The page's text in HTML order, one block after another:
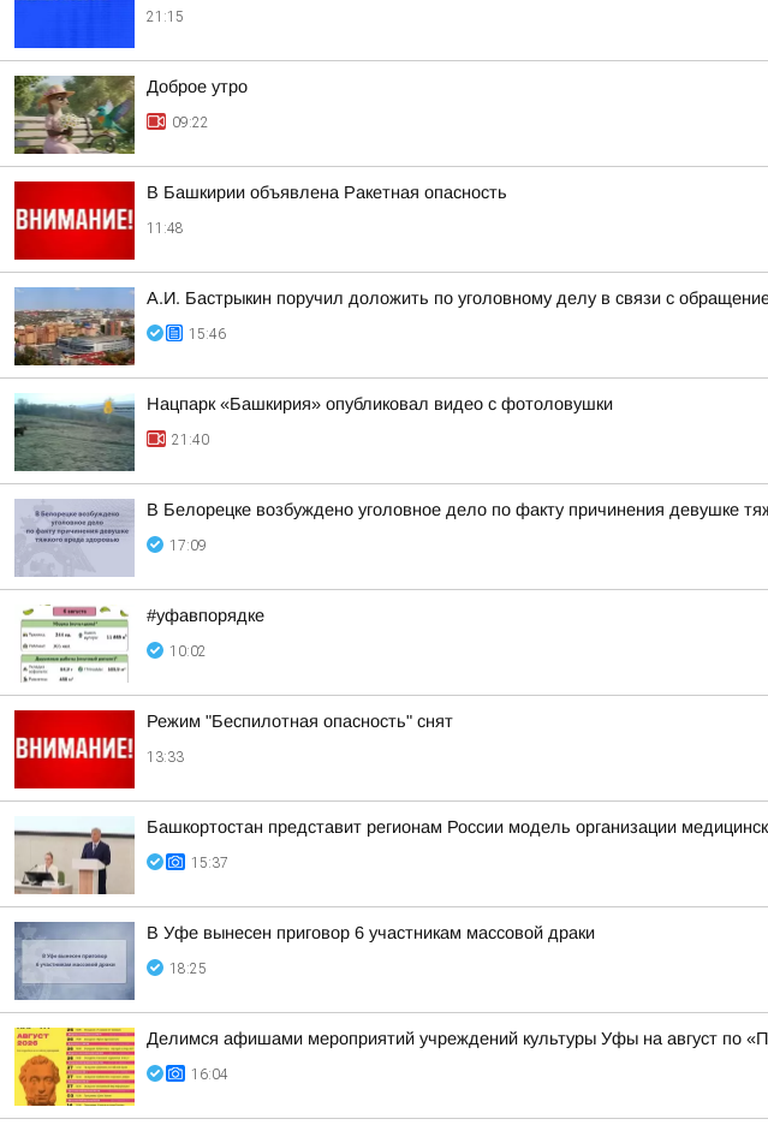
21:15
Доброе утро
09:22
В Башкирии объявлена Ракетная опасность
11:48
А.И. Бастрыкин поручил доложить по уголовному делу в связи с
15:46
Нацпарк «Башкирия» опубликовал видео с фотоловушки
21:40
В Белорецке возбуждено уголовное дело по факту причинения девушке
17:09
#уфавпорядке
10:02
Режим "Беспилотная опасность" снят
13:33
Башкортостан представит регионам России модель организации
15:37
В Уфе вынесен приговор 6 участникам массовой драки
18:25
Делимся афишами мероприятий учреждений культуры Уфы на август по
16:04